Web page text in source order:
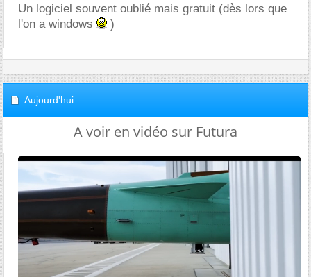
Un logiciel souvent oublié mais gratuit (dès lors que
l'on a windows
)
Aujourd'hui
A voir en vidéo sur Futura